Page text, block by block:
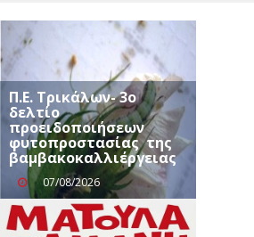
Π.Ε. Τρικάλων- 3ο
δελτίο
προειδοποιήσεων
φυτοπροστασίας της
βαμβακοκαλλιέργειας
07/08/2026